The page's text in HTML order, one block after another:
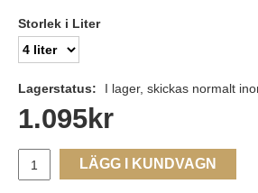
Storlek i Liter
Lagerstatus: I lager, skickas normalt
1.095kr
LÄGG I KUNDVAGN